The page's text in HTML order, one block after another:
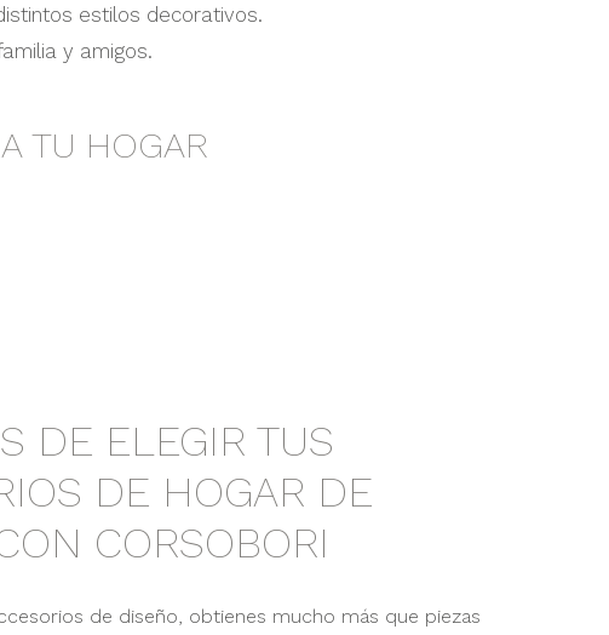
estilos decorativos.
y amigos.
TU HOGAR
DE ELEGIR TUS
DE HOGAR DE
CORSOBORI
de diseño, obtienes mucho más que piezas